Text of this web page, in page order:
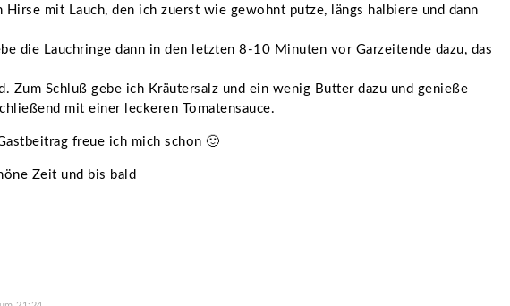
Hirse mit Lauch, den ich zuerst wie gewohnt putze, längs halbiere und dann
die Lauchringe dann in den letzten 8-10 Minuten vor Garzeitende dazu, das
Zum Schluß gebe ich Kräutersalz und ein wenig Butter dazu und genieße
mit einer leckeren Tomatensauce.
freue ich mich schon 🙂
Zeit und bis bald